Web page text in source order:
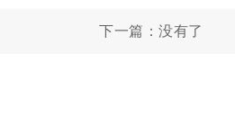
下一篇：没有了